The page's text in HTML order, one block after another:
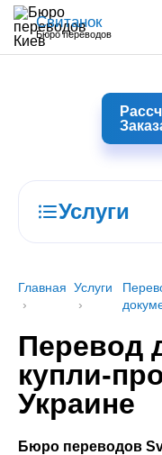
Свитанок
Бюро переводов
Услуги
Главная Услуги
Перевод
купли-
Украине
Бюро переводов